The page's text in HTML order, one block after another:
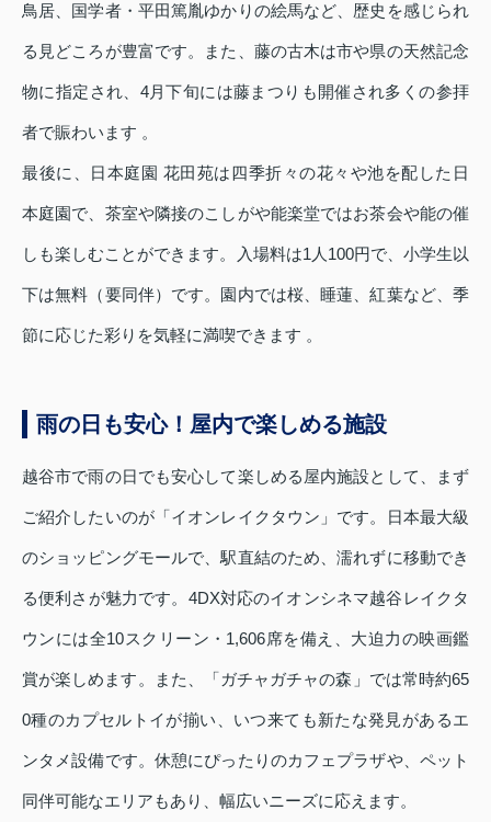
鳥居、国学者・平田篤胤ゆかりの絵馬など、歴史を感じられ
る見どころが豊富です。また、藤の古木は市や県の天然記念
物に指定され、4月下旬には藤まつりも開催され多くの参拝
者で賑わいます 。
最後に、日本庭園 花田苑は四季折々の花々や池を配した日
本庭園で、茶室や隣接のこしがや能楽堂ではお茶会や能の催
しも楽しむことができます。入場料は1人100円で、小学生以
下は無料（要同伴）です。園内では桜、睡蓮、紅葉など、季
節に応じた彩りを気軽に満喫できます 。
雨の日も安心！屋内で楽しめる施設
越谷市で雨の日でも安心して楽しめる屋内施設として、まず
ご紹介したいのが「イオンレイクタウン」です。日本最大級
のショッピングモールで、駅直結のため、濡れずに移動でき
る便利さが魅力です。4DX対応のイオンシネマ越谷レイクタ
ウンには全10スクリーン・1,606席を備え、大迫力の映画鑑
賞が楽しめます。また、「ガチャガチャの森」では常時約65
0種のカプセルトイが揃い、いつ来ても新たな発見があるエ
ンタメ設備です。休憩にぴったりのカフェプラザや、ペット
同伴可能なエリアもあり、幅広いニーズに応えます。